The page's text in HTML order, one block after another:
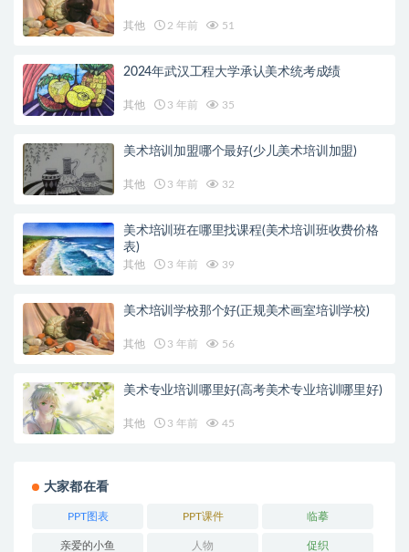
其他 2 年前 51
2024年武汉工程大学承认美术统考成绩
其他 3 年前 35
美术培训加盟哪个最好(少儿美术培训加盟)
其他 3 年前 32
美术培训班在哪里找课程(美术培训班收费价格
表)
其他 3 年前 39
美术培训学校那个好(正规美术画室培训学校)
其他 3 年前 56
美术专业培训哪里好(高考美术专业培训哪里好)
其他 3 年前 45
大家都在看
PPT图表 PPT课件 临摹
亲爱的小鱼 人物 促织